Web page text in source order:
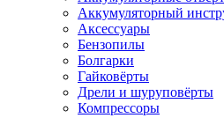
Аккумуляторный
Аксессуары
Бензопилы
Болгарки
Гайковёрты
Дрели и шуруповёрты
Компрессоры